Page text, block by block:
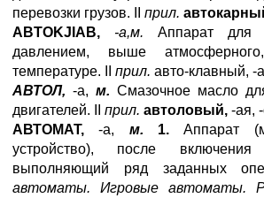
перевозки грузов. II прил.
ABTOKJIAB, -а,м. Аппарат для
давлением, выше
температуре. II прил. авто-клавный, -
АВТОЛ, -a, м. Смазочное масло
двигателей. II прил. автоловый, -ая,
АВТОМАТ, -а, м. 1. Аппарат
устройство), после включения
выполняющий ряд заданных
автоматы. Игровые автоматы.